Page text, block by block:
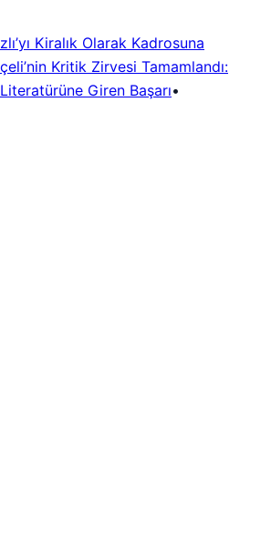
Kiralık Olarak Kadrosuna
Kritik Zirvesi Tamamlandı:
Giren Başarı•